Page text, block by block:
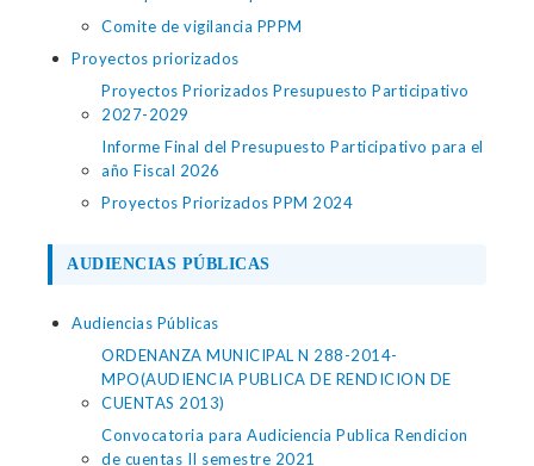
Comite de vigilancia PPPM
Proyectos priorizados
Proyectos Priorizados Presupuesto Participativo
2027-2029
Informe Final del Presupuesto Participativo para el
año Fiscal 2026
Proyectos Priorizados PPM 2024
AUDIENCIAS PÚBLICAS
Audiencias Públicas
ORDENANZA MUNICIPAL N 288-2014-
MPO(AUDIENCIA PUBLICA DE RENDICION DE
CUENTAS 2013)
Convocatoria para Audiciencia Publica Rendicion
de cuentas II semestre 2021